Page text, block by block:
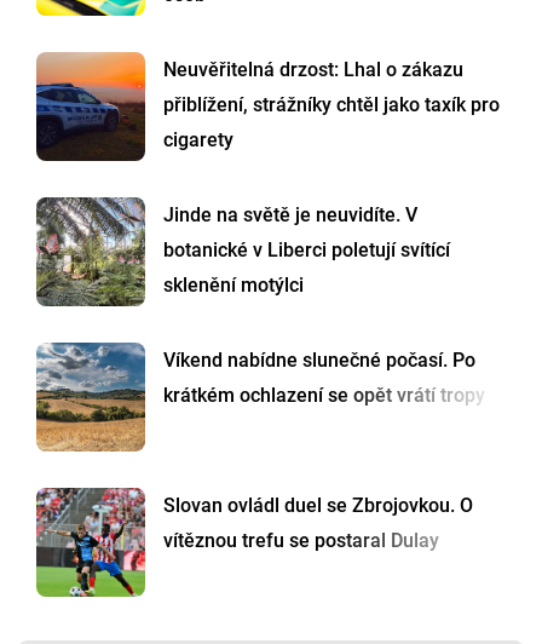
Neuvěřitelná drzost: Lhal o zákazu
přiblížení, strážníky chtěl jako taxík pro
cigarety
Jinde na světě je neuvidíte. V
botanické v Liberci poletují svítící
sklenění motýlci
Víkend nabídne slunečné počasí. Po
krátkém ochlazení se opět vrátí tropy
Slovan ovládl duel se Zbrojovkou. O
vítěznou trefu se postaral Dulay